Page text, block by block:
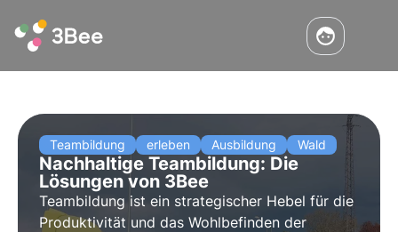
Teambildung erleben Ausbildung Wald
Nachhaltige Teambildung: Die
Lösungen von 3Bee
Teambildung ist ein strategischer Hebel für die
Produktivität und das Wohlbefinden der